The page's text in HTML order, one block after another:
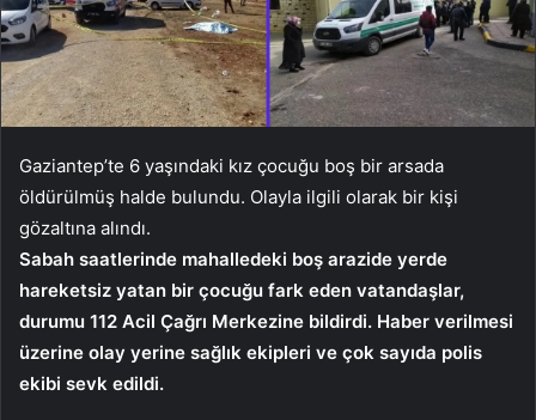
Gaziantep’te 6 yaşındaki kız çocuğu boş bir arsada
öldürülmüş halde bulundu. Olayla ilgili olarak bir kişi
gözaltına alındı.
Sabah saatlerinde mahalledeki boş arazide yerde
hareketsiz yatan bir çocuğu fark eden vatandaşlar,
durumu 112 Acil Çağrı Merkezine bildirdi. Haber verilmesi
üzerine olay yerine sağlık ekipleri ve çok sayıda polis
ekibi sevk edildi.